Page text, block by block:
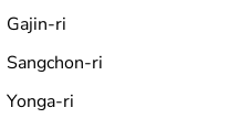
Gajin-ri
Sangchon-ri
Yonga-ri